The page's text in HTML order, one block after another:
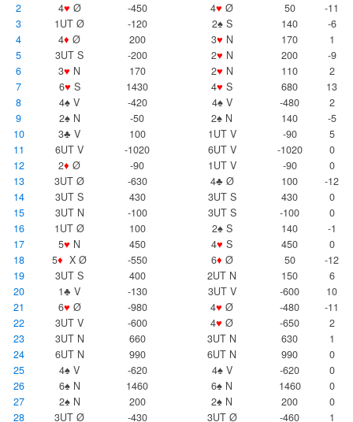
2
4♥ Ø -450 4♥ Ø 50
-11
3
1UT Ø -120 2♠ S 140
-6
4
4♦ Ø 200 3♥ N 170
1
5
3UT S -200 2♥ N 200
-9
6
3♥ N 170 2♥ N 110
2
7
6♥ S 1430 4♥ S 680
13
8
4♠ V -420 4♠ V -480
2
9
2♠ N -50 2♠ N 140
-5
10
3♣ V 100 1UT V -90
5
11
6UT V -1020 6UT V -1020
0
12
2♦ Ø -90 1UT V -90
0
13
3UT Ø -630 4♣ Ø 100
-12
14
3UT S 430 3UT S 430
0
15
3UT N -100 3UT S -100
0
16
1UT Ø 100 2♠ S 140
-1
17
5♥ N 450 4♥ S 450
0
18
5♦ X Ø -550 6♦ Ø 50
-12
19
3UT S 400 2UT N 150
6
20
1♣ V -130 3UT V -600
10
21
6♥ Ø -980 4♥ Ø -480
-11
22
3UT V -600 4♥ Ø -650
2
23
3UT N 660 3UT N 630
1
24
6UT N 990 6UT N 990
0
25
4♠ V -620 4♠ V -620
0
26
6♠ N 1460 6♠ N 1460
0
27
2♠ N 200 2♠ N 200
0
28
3UT Ø -430 3UT Ø -460 1